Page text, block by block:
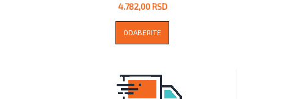
4.782,00 RSD
ODABERITE